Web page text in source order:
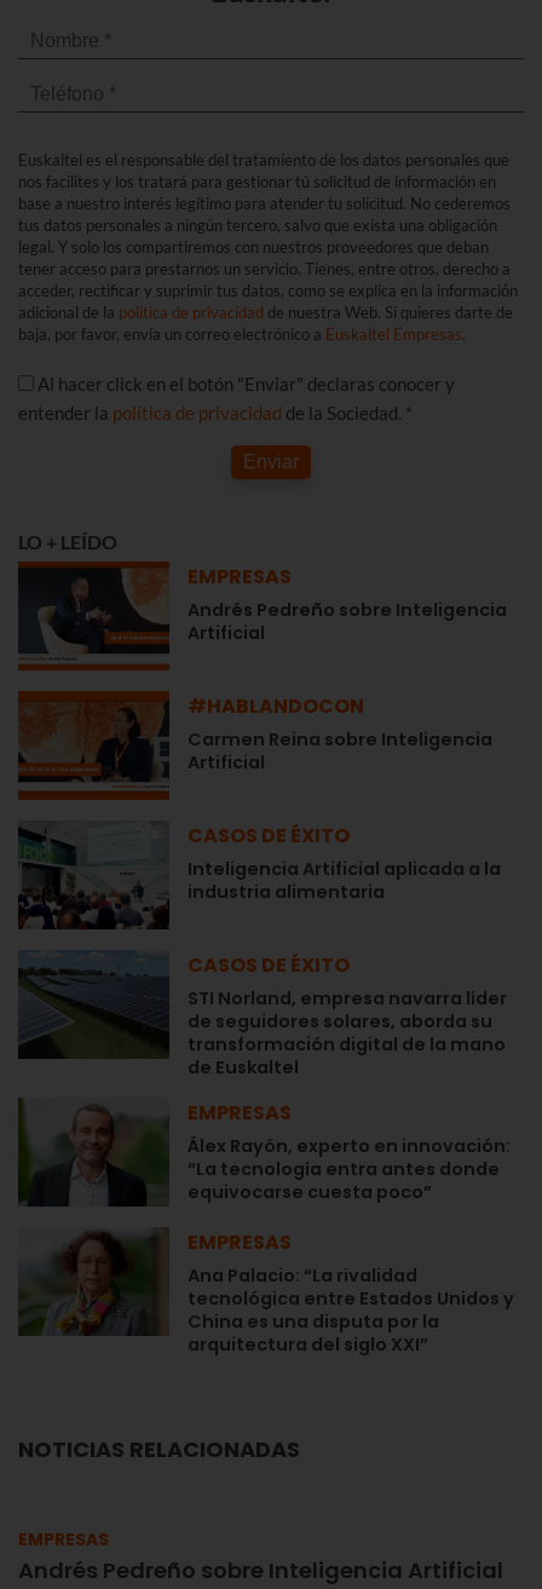
Euskaltel es el responsable del tratamiento de los datos personales que
nos facilites y los tratará para gestionar tú solicitud de información en
base a nuestro interés legítimo para atender tu solicitud. No cederemos
tus datos personales a ningún tercero, salvo que exista una obligación
legal. Y solo los compartiremos con nuestros proveedores que deban
tener acceso para prestarnos un servicio. Tienes, entre otros, derecho a
acceder, rectificar y suprimir tus datos, como se explica en la información
adicional de la política de privacidad de nuestra Web. Si quieres darte de
baja, por favor, envía un correo electrónico a Euskaltel Empresas.
Al hacer click en el botón "Enviar" declaras conocer y
entender la política de privacidad de la Sociedad. *
Enviar
LO + LEÍDO
EMPRESAS
Andrés Pedreño sobre Inteligencia
Artificial
#HABLANDOCON
Carmen Reina sobre Inteligencia
Artificial
CASOS DE ÉXITO
Inteligencia Artificial aplicada a la
industria alimentaria
CASOS DE ÉXITO
STI Norland, empresa navarra líder
de seguidores solares, aborda su
transformación digital de la mano
de Euskaltel
EMPRESAS
Álex Rayón, experto en innovación:
“La tecnología entra antes donde
equivocarse cuesta poco”
EMPRESAS
Ana Palacio: “La rivalidad
tecnológica entre Estados Unidos y
China es una disputa por la
arquitectura del siglo XXI”
NOTICIAS RELACIONADAS
EMPRESAS
Andrés Pedreño sobre Inteligencia Artificial